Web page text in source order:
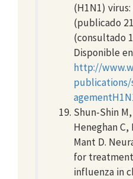
(H1N1)
(publicado
(consultado
Disponible
http://
Shun-Shin
Heneghan C,
Mant D.
for
influenza in